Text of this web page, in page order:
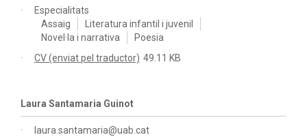
Especialitats
Assaig
Literatura infantil i juvenil
Novel·la i narrativa
Poesia
CV (enviat pel traductor) 49.11 KB
Laura Santamaria Guinot
laura.santamaria@uab.cat